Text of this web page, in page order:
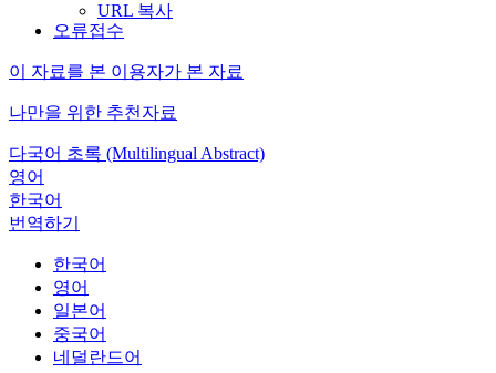
URL 복사
오류접수
이 자료를 본 이용자가 본 자료
나만을 위한 추천자료
다국어 초록 (Multilingual Abstract)
영어
한국어
번역하기
한국어
영어
일본어
중국어
네덜란드어